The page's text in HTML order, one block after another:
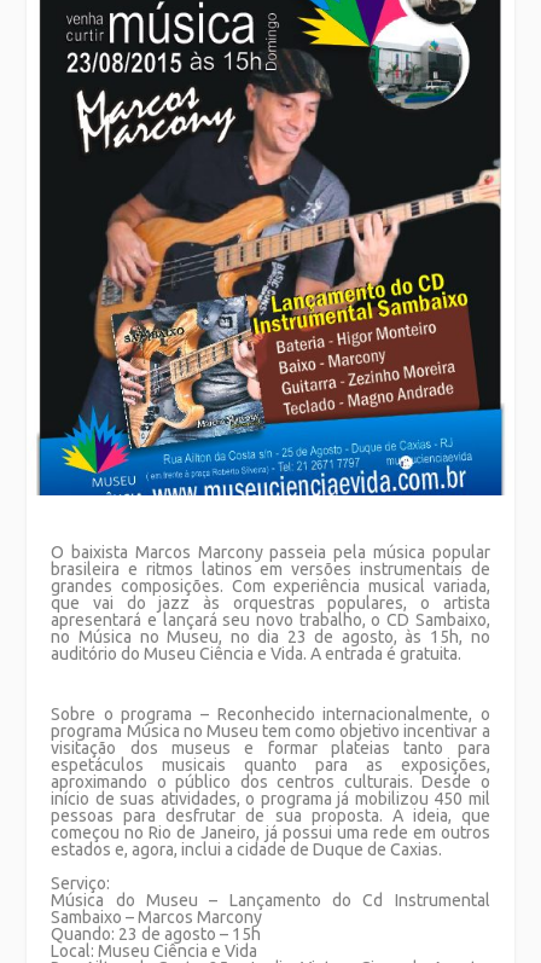
O baixista Marcos Marcony passeia pela música popular
brasileira e ritmos latinos em versões instrumentais de
grandes composições. Com experiência musical variada,
que vai do jazz às orquestras populares, o artista
apresentará e lançará seu novo trabalho, o CD Sambaixo,
no Música no Museu, no dia 23 de agosto, às 15h, no
auditório do Museu Ciência e Vida. A entrada é gratuita.
Sobre o programa – Reconhecido internacionalmente, o
programa Música no Museu tem como objetivo incentivar a
visitação dos museus e formar plateias tanto para
espetáculos musicais quanto para as exposições,
aproximando o público dos centros culturais. Desde o
início de suas atividades, o programa já mobilizou 450 mil
pessoas para desfrutar de sua proposta. A ideia, que
começou no Rio de Janeiro, já possui uma rede em outros
estados e, agora, inclui a cidade de Duque de Caxias.
Serviço:
Música do Museu – Lançamento do Cd Instrumental
Sambaixo – Marcos Marcony
Quando: 23 de agosto – 15h
Local: Museu Ciência e Vida